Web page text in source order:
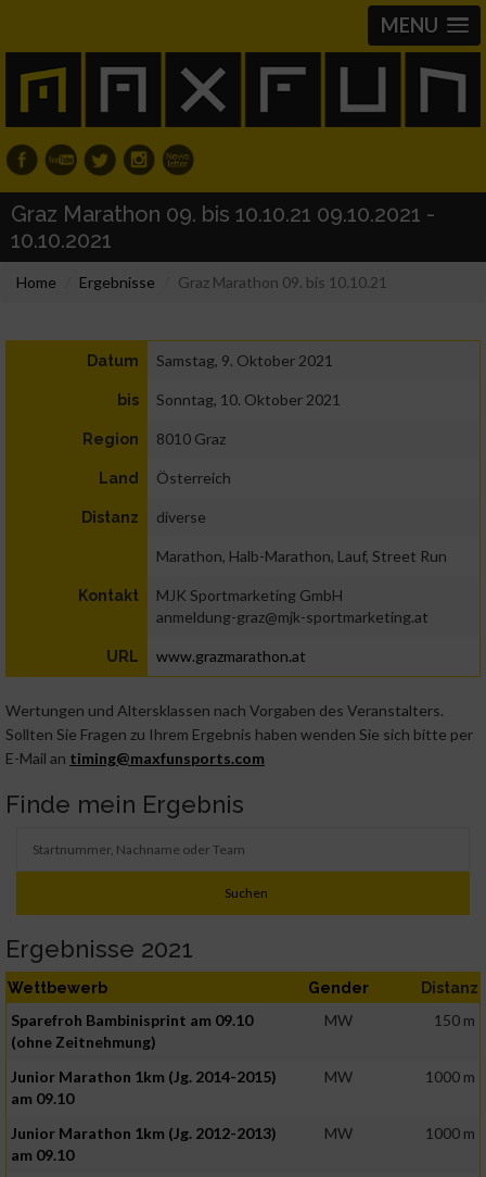
MENU
Graz Marathon 09. bis 10.10.21 09.10.2021 -
10.10.2021
Home Ergebnisse Graz Marathon 09. bis 10.10.21
Datum Samstag, 9. Oktober 2021
bis Sonntag, 10. Oktober 2021
Region 8010 Graz
Land Österreich
Distanz diverse
Marathon, Halb-Marathon, Lauf, Street Run
Kontakt
MJK Sportmarketing GmbH
anmeldung-graz@mjk-sportmarketing.at
URL www.grazmarathon.at
Wertungen und Altersklassen nach Vorgaben des Veranstalters.
Sollten Sie Fragen zu Ihrem Ergebnis haben wenden Sie sich bitte per
E-Mail an timing@maxfunsports.com
Finde mein Ergebnis
Ergebnisse 2021
Wettbewerb Gender Distanz
Sparefroh Bambinisprint am 09.10
(ohne Zeitnehmung)
MW 150 m
Junior Marathon 1km (Jg. 2014-2015)
am 09.10
MW 1000 m
Junior Marathon 1km (Jg. 2012-2013)
am 09.10
MW 1000 m